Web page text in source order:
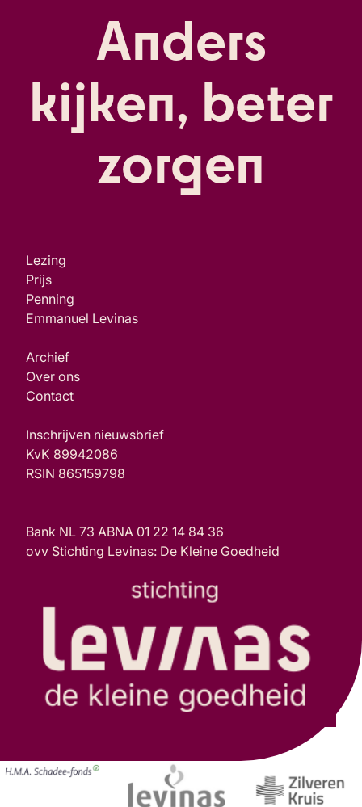
Anders
kijken, beter
zorgen
Lezing
Prijs
Penning
Emmanuel Levinas
Archief
Over ons
Contact
Inschrijven nieuwsbrief
KvK 89942086
RSIN 865159798
Bank NL 73 ABNA 01 22 14 84 36
ovv Stichting Levinas: De Kleine Goedheid